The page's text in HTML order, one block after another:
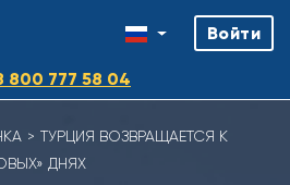
Войти
800 777 58 04
ТУРЦИЯ ВОЗВРАЩАЕТСЯ К
ДНЯХ